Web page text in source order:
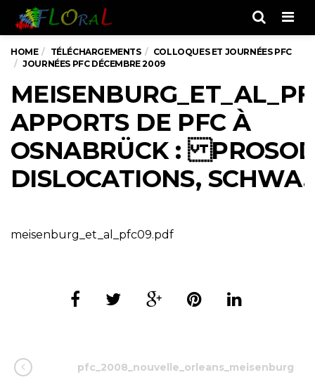
HOME TÉLÉCHARGEMENTS
COLLOQUES ET JOURNÉES PFC
JOURNÉES PFC DÉCEMBRE 2009
APPORTS DE PFC À
OSNABRÜCK :
DISLOCATIONS,
meisenburg_et_al_pfc09.pdf
pfc_2008_nouvelle_orleans_meisenburg